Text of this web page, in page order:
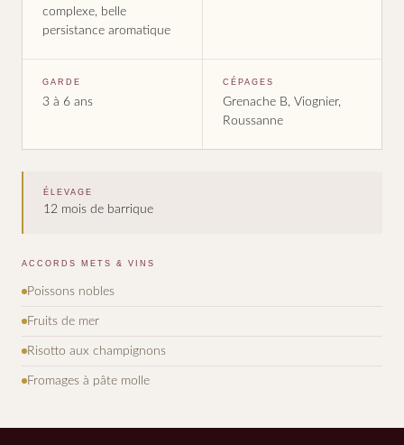
complexe, belle
persistance aromatique
GARDE
3 à 6 ans
CÉPAGES
Grenache B, Viognier,
Roussanne
ÉLEVAGE
12 mois de barrique
ACCORDS METS & VINS
Poissons nobles
Fruits de mer
Risotto aux champignons
Fromages à pâte molle